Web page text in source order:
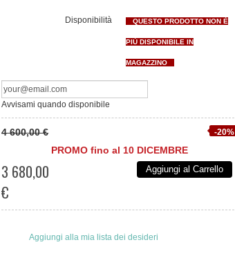
Disponibilità QUESTO PRODOTTO NON È
PIÙ DISPONIBILE IN
MAGAZZINO
Avvisami quando disponibile
-20%
4 600,00 €
PROMO fino al 10 DICEMBRE
3 680,00
€
Aggiungi al Carrello
Aggiungi alla mia lista dei desideri